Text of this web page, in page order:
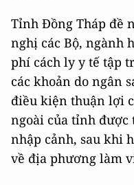
Tỉnh Đồng Tháp đề
nghị các Bộ, ngành
phí cách ly y tế tập
các khoản do ngân
điều kiện thuận lợi
ngoài của tỉnh
nhập cảnh, sau khi
về địa phương làm